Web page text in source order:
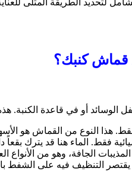
قماش كنبك؟
أو في قاعدة الكنبة.
هذا النوع من القماش هو
فقط. الماء هنا قد يترك
الجافة، وهو من الأنواع
التنظيف فيه على الشفط